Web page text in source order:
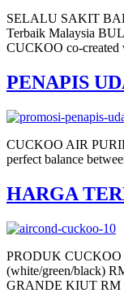
SELALU SAKIT
Terbaik Malaysia
CUCKOO co-
PENAPIS
CUCKOO AIR
perfect balance
HARGA
PRODUK CUCKOO
(white/green/black)
GRANDE KIUT